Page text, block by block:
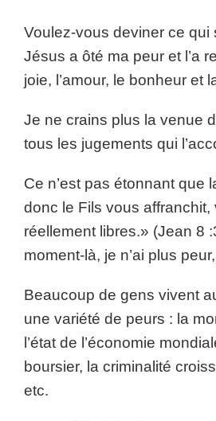
Voulez-vous deviner ce qui
Jésus a ôté ma peur et l’a
joie, l’amour, le bonheur et
Je ne crains plus la venue
tous les jugements qui
Ce n’est pas étonnant que
donc le Fils vous affranchit,
réellement libres.» (Jean 8
moment-là, je n’ai plus
Beaucoup de gens vivent
une variété de peurs : la
l’état de l’économie
boursier, la criminalité
etc.